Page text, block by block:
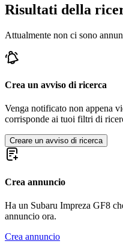
Subaru Leone
Subaru Libero
Risultati della
Attualmente non ci sono
Crea un avviso di ricerca
Venga notificato non appena
corrisponde ai tuoi filtri di
Creare un avviso di ricerca
Crea annuncio
Ha un Subaru Impreza GF8
annuncio ora.
Crea annuncio